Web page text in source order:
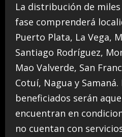
La distribución de
fase comprenderá
Puerto Plata, La Vega,
Santiago Rodríguez,
Mao Valverde, San
Cotuí, Nagua y
beneficiados serán
encuentran en
no cuentan con